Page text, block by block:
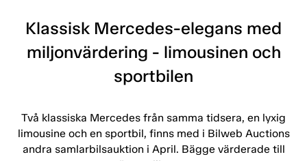
Klassisk Mercedes-elegans med
miljonvärdering - limousinen och
sportbilen
Två klassiska Mercedes från samma tidsera, en lyxig
limousine och en sportbil, finns med i Bilweb Auctions
andra samlarbilsauktion i April. Bägge värderade till